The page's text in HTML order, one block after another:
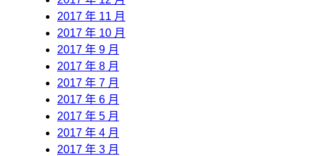
2017 年 11 月
2017 年 10 月
2017 年 9 月
2017 年 8 月
2017 年 7 月
2017 年 6 月
2017 年 5 月
2017 年 4 月
2017 年 3 月